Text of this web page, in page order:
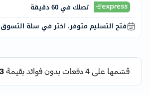
تصلك في 60 دقيقة
فتح التسليم متوفر، اختر في سلة التسوق